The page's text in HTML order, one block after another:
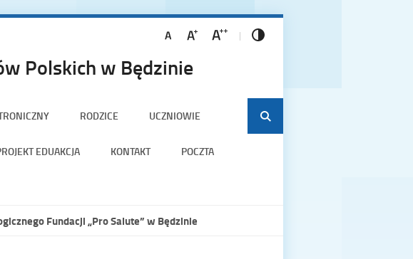
Polskich w Będzinie
RODZICE UCZNIOWIE
EDUAKCJA KONTAKT POCZTA
Fundacji „Pro Salute” w Będzinie